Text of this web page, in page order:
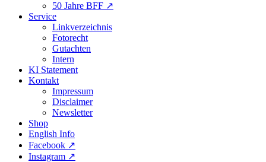
50 Jahre BFF ↗︎
Service
Linkverzeichnis
Fotorecht
Gutachten
Intern
KI Statement
Kontakt
Impressum
Disclaimer
Newsletter
Shop
English Info
Facebook ↗︎
Instagram ↗︎